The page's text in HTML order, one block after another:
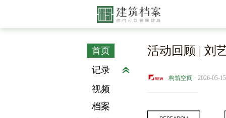
首页
记录
视频
档案
活动回顾 | 刘
构筑空间 · 2026-05-